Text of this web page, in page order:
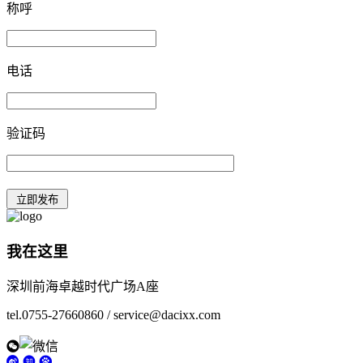
称呼
电话
验证码
我在这里
深圳前海卓越时代广场A座
tel.0755-27660860 / service@dacixx.com